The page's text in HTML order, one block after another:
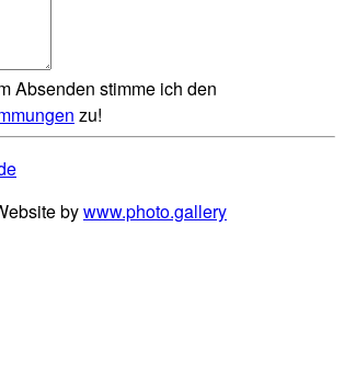
Absenden stimme ich den
zu!
bywww.photo.gallery